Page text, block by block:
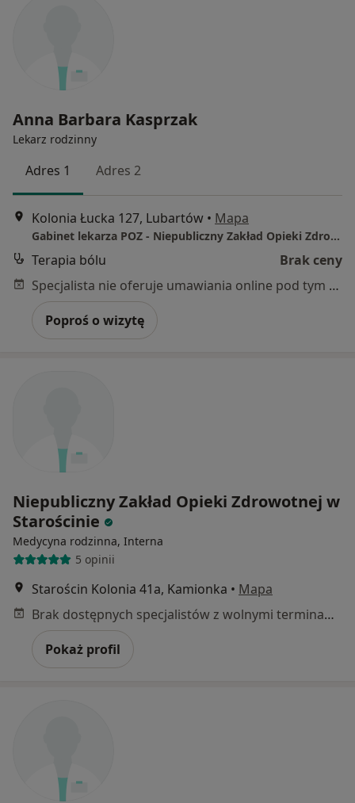
Anna Barbara Kasprzak
Lekarz rodzinny
Adres 1 Adres 2
Kolonia Łucka 127, Lubartów • Mapa
Gabinet lekarza POZ - Niepubliczny Zakład Opieki Zdrowotnej
Terapia bólu
Brak ceny
Specjalista nie oferuje umawiania online pod tym adresem.
Poproś o wizytę
Niepubliczny Zakład Opieki Zdrowotnej w
Starościnie
Medycyna rodzinna, Interna
5 opinii
Starościn Kolonia 41a, Kamionka • Mapa
Brak dostępnych specjalistów z wolnymi terminami w tym centrum medycznym.
Pokaż profil